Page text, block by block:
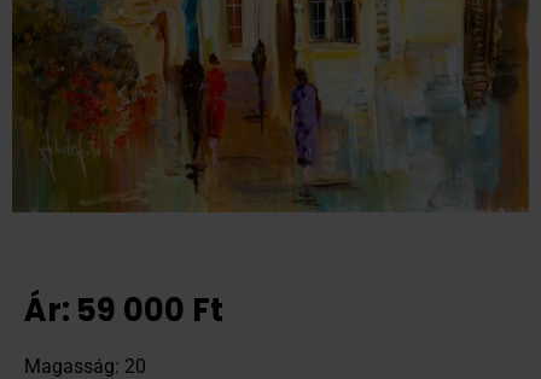
Ár: 59 000 Ft
Magasság: 20